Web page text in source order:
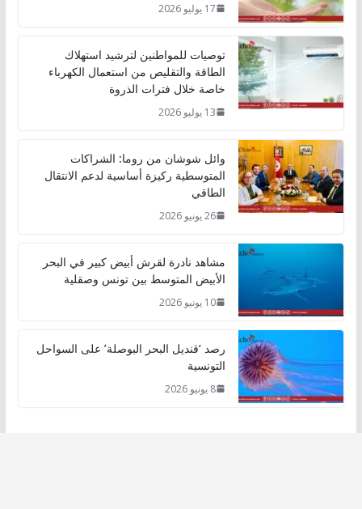
17 يوليو 2026
توصيات للمواطنين لترشيد استهلاك
الطاقة والتقليص من استعمال الكهرباء
خاصة خلال فترات الذروة
13 يوليو 2026
وائل شوشان من روما: الشراكات
المتوسطية ركيزة أساسية لدعم الانتقال
الطاقي
26 يونيو 2026
مشاهد نادرة لقرش أبيض كبير في البحر
الأبيض المتوسط بين تونس وصقلية
10 يونيو 2026
رصد ‘قنديل البحر البوصلة’ على السواحل
التونسية
8 يونيو 2026